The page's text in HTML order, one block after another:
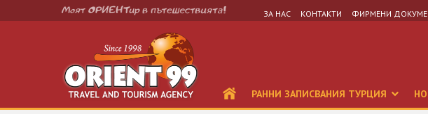
ЗА НАС КОНТАКТИ ФИРМЕНИ
РАННИ ЗАПИСВАНИЯ ТУРЦИЯ